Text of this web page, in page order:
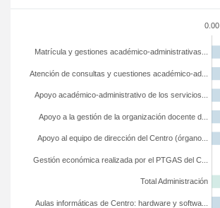
0.00
Aulas informáticas de Centro: hardware y softwa...
Total Administración
Gestión económica realizada por el PTGAS del C...
Apoyo al equipo de dirección del Centro (órgano...
Apoyo a la gestión de la organización docente d...
Apoyo académico-administrativo de los servicios...
Atención de consultas y cuestiones académico-ad...
Matrícula y gestiones académico-administrativas...